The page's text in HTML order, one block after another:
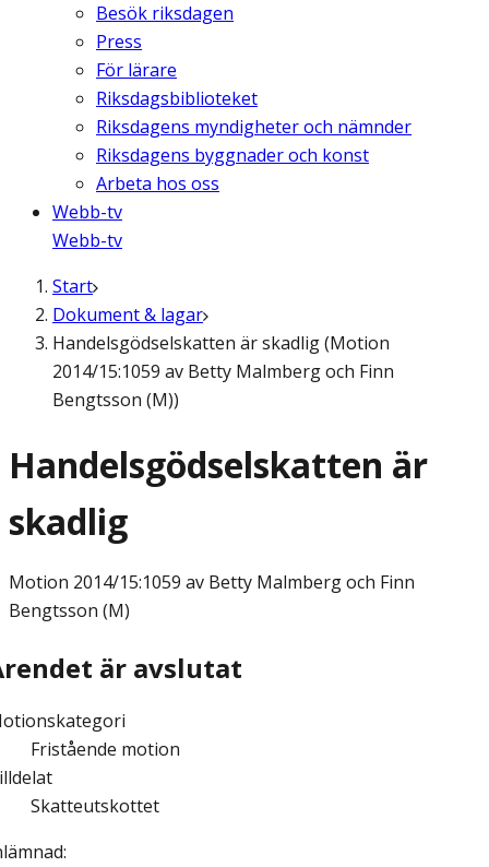
Besök riksdagen
Press
För lärare
Riksdagsbiblioteket
Riksdagens myndigheter och nämnder
Riksdagens byggnader och konst
Arbeta hos oss
Webb-tv
Webb-tv
Start
Dokument & lagar
Handelsgödselskatten är skadlig (Motion
2014/15:1059 av Betty Malmberg och Finn
Bengtsson (M))
Handelsgödselskatten är
skadlig
Motion 2014/15:1059 av Betty Malmberg och Finn
Bengtsson (M)
är avslutat
Fristående motion
Skatteutskottet
: